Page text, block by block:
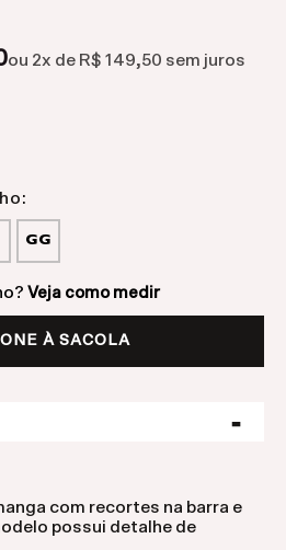
ou 2x de R$ 149,50 sem juros
GG
Veja como medir
À SACOLA
com recortes na barra e
possui detalhe de